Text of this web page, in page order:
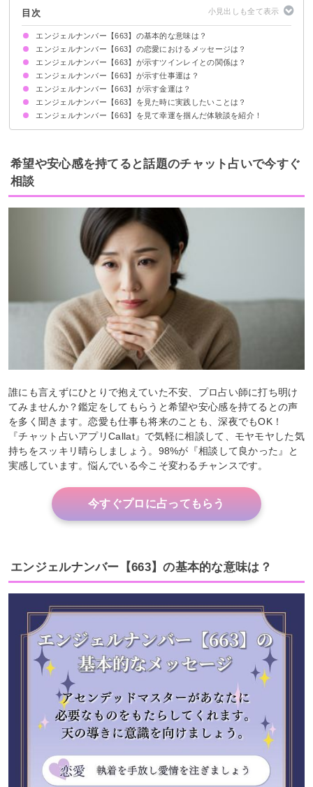
目次
エンジェルナンバー【663】の基本的な意味は？
アセンデッドマスターが助力してくれます
叶えたい物事に集中しましょう
エンジェルナンバー【663】の恋愛におけるメッセージは？
片思いしている時
復縁したい時
恋人との関係について
エンジェルナンバー【663】が示すツインレイとの関係は？
ツインレイとの魂の結びつきが深まります
サイレント期間の場合
エンジェルナンバー【663】が示す仕事運は？
エンジェルナンバー【663】が示す金運は？
エンジェルナンバー【663】を見た時に実践したいことは？
アファメーションを行う
叶えたいことを紙に書き出す
エンジェルナンバー【663】を見て幸運を掴んだ体験談を紹介！
職場の人間関係が好転してチームワークが向上
健康を意識するようになり生活が充実
家族との交流を深めて絆が深まる
希望や安心感を持てると話題のチャット占いで今すぐ
相談
誰にも言えずにひとりで抱えていた不安、プロ占い師に打ち明け
てみませんか？鑑定をしてもらうと希望や安心感を持てるとの声
を多く聞きます。恋愛も仕事も将来のことも、深夜でもOK！
『チャット占いアプリCallat』で気軽に相談して、モヤモヤした気
持ちをスッキリ晴らしましょう。98%が『相談して良かった』と
実感しています。悩んでいる今こそ変わるチャンスです。
今すぐプロに占ってもらう
エンジェルナンバー【663】の基本的な意味は？